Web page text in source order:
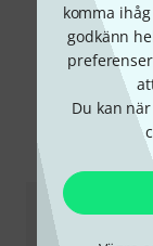
komma
godkänn
Du kan